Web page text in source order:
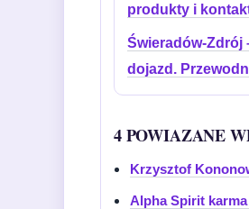
produkty i
Świeradów-Zdrój
dojazd.
4 POWIAZANE
Krzysztof
Alpha Spirit